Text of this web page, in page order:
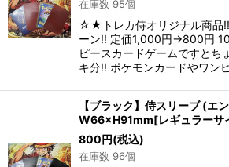
在庫数 95個
☆★トレカ侍オリジナル商
ーン!! 定価1,000円→800円
ピースカードゲームですとち
キ分!! ポケモンカードやワン
【ブラック】侍スリーブ (エ
W66×H91mm[レギュラーサ
800円(税込)
在庫数 96個